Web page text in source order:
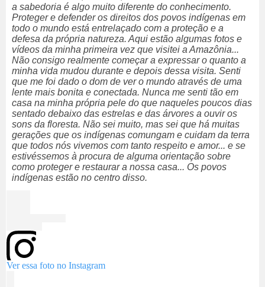
a sabedoria é algo muito diferente do conhecimento.
Proteger e defender os direitos dos povos indígenas em
todo o mundo está entrelaçado com a proteção e a
defesa da própria natureza. Aqui estão algumas fotos e
vídeos da minha primeira vez que visitei a Amazônia...
Não consigo realmente começar a expressar o quanto a
minha vida mudou durante e depois dessa visita. Senti
que me foi dado o dom de ver o mundo através de uma
lente mais bonita e conectada. Nunca me senti tão em
casa na minha própria pele do que naqueles poucos dias
sentado debaixo das estrelas e das árvores a ouvir os
sons da floresta. Não sei muito, mas sei que há muitas
gerações que os indígenas comungam e cuidam da terra
que todos nós vivemos com tanto respeito e amor... e se
estivéssemos à procura de alguma orientação sobre
como proteger e restaurar a nossa casa... Os povos
indígenas estão no centro disso.
Ver essa foto no Instagram